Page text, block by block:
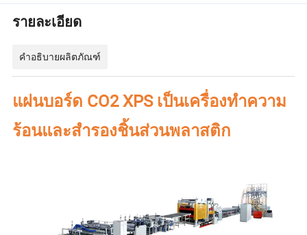
รายละเอียด
คำอธิบายผลิตภัณฑ์
แผ่นบอร์ด CO2 XPS เป็นเครื่องทำความ
ร้อนและสำรองชิ้นส่วนพลาสติก